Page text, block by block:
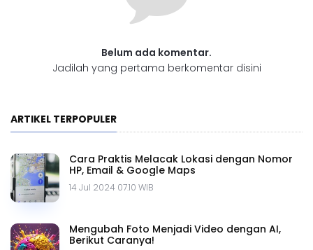
Belum ada komentar.
Jadilah yang pertama berkomentar disini
ARTIKEL TERPOPULER
Cara Praktis Melacak Lokasi dengan Nomor
HP, Email & Google Maps
14 Jul 2024 07.10 WIB
Mengubah Foto Menjadi Video dengan AI,
Berikut Caranya!